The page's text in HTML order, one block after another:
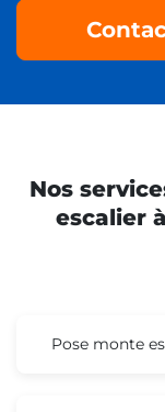
Nos
escalier à
Pose monte